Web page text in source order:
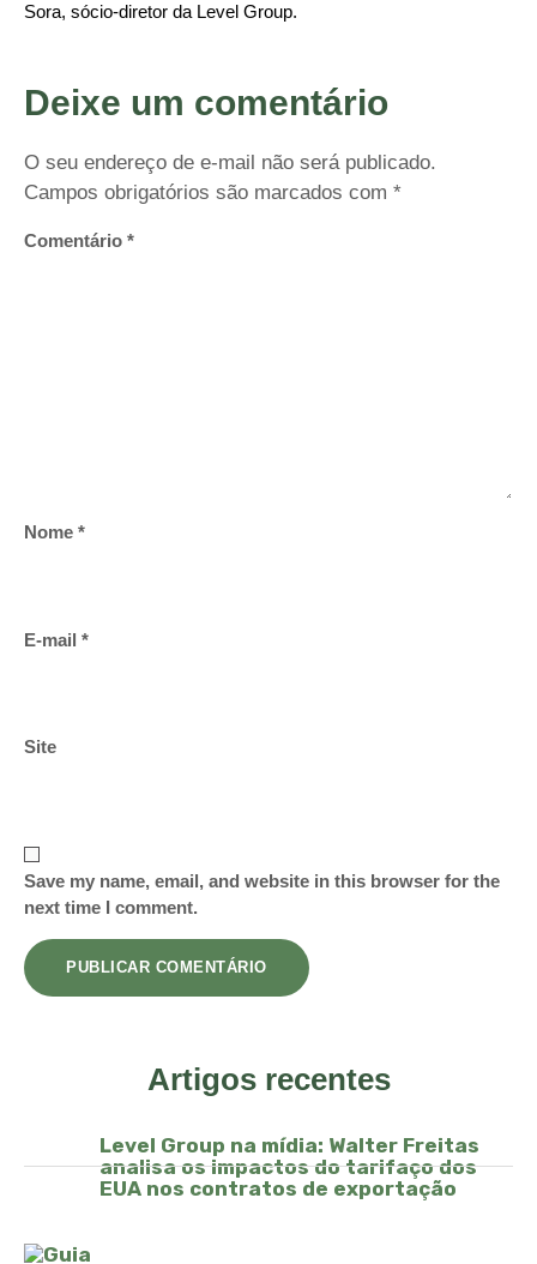
Sora, sócio-diretor da Level Group.
Deixe um comentário
O seu endereço de e-mail não será publicado.
Campos obrigatórios são marcados com *
Comentário *
Nome *
E-mail *
Site
Save my name, email, and website in this browser for the
next time I comment.
Artigos recentes
Level Group na mídia: Walter Freitas
analisa os impactos do tarifaço dos
EUA nos contratos de exportação